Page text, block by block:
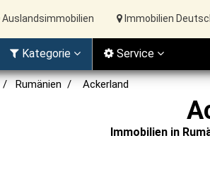
Rumänien Ackerland
Immobilien in
Auslandsimmobilien Immobilien
Kategorie Service